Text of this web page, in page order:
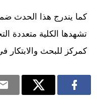
كما يندرج هذا الحدث ضمن
تشهدها الكلية متعددة
كمركز للبحث والابتكار في